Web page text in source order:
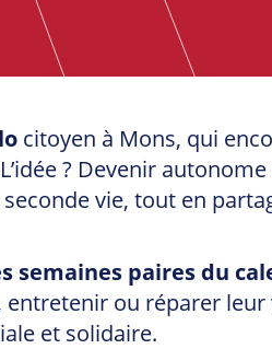
citoyen à Mons, qui
? Devenir autonome
vie, tout en
semaines paires du
ou réparer leur
et solidaire.